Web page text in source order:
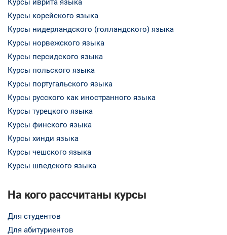
Курсы корейского языка
Курсы нидерландского (голландского) языка
Курсы норвежского языка
Курсы персидского языка
Курсы польского языка
Курсы португальского языка
Курсы русского как иностранного языка
Курсы турецкого языка
Курсы финского языка
Курсы хинди языка
Курсы чешского языка
Курсы шведского языка
На кого рассчитаны курсы
Для студентов
Для абитуриентов